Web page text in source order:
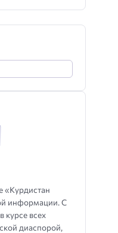
«Курдистан
информации. С
курсе всех
диаспорой,